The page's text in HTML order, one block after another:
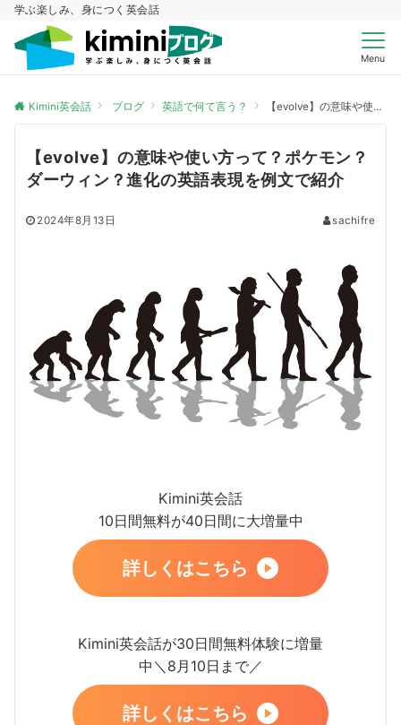
学ぶ楽しみ、身につく英会話
Menu
Kimini英会話 ブログ 英語で何て言う？ 【evolve】の意味や使い方って？ポケモン？ダーウィン？進化の英語表現を例文で紹介
【evolve】の意味や使い方って？ポケモン？
ダーウィン？進化の英語表現を例文で紹介
2024年8月13日 sachifre
Kimini英会話
10日間無料が40日間に大増量中
詳しくはこちら
Kimini英会話が30日間無料体験に増量
中＼8月10日まで／
詳しくはこちら